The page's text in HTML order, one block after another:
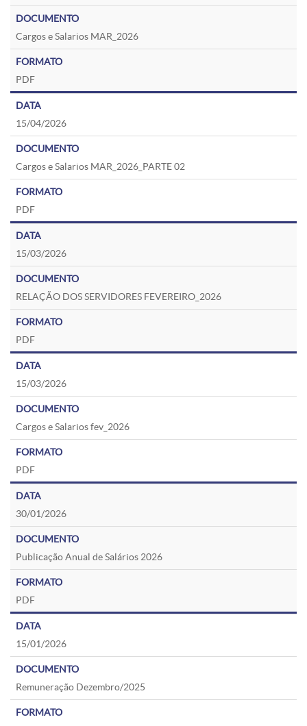
Cargos e Salarios MAR_2026
PDF
15/04/2026
Cargos e Salarios MAR_2026_PARTE 02
PDF
15/03/2026
RELAÇÃO DOS SERVIDORES FEVEREIRO_2026
PDF
15/03/2026
Cargos e Salarios fev_2026
PDF
30/01/2026
Publicação Anual de Salários 2026
PDF
15/01/2026
Remuneração Dezembro/2025